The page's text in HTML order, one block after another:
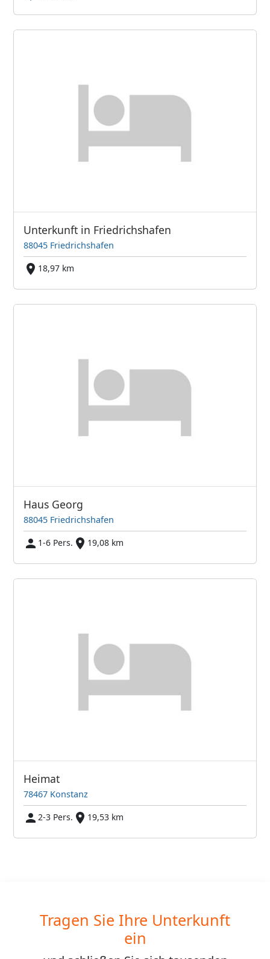
Unterkunft in Friedrichshafen
88045 Friedrichshafen
18,97 km
Haus Georg
88045 Friedrichshafen
1-6 Pers.
19,08 km
Heimat
78467 Konstanz
2-3 Pers.
19,53 km
Tragen Sie Ihre Unterkunft
ein